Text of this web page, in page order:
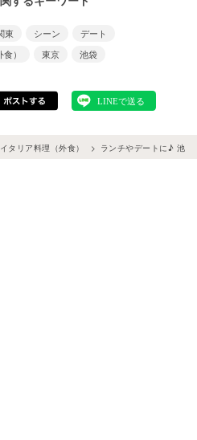
東 シーン
デート
）
東京 池袋
イタリア料理（外食） ランチやデートに♪ 池